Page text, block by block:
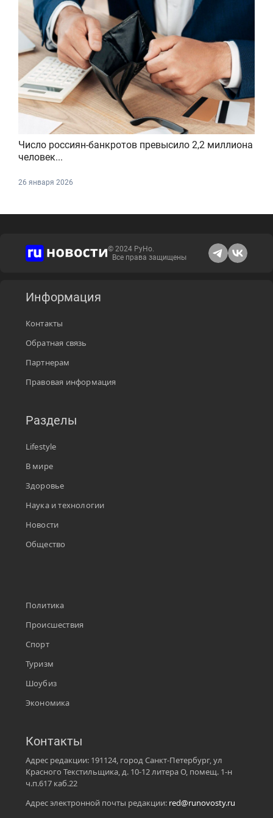
Число россиян-банкротов превысило 2,2 миллиона
человек...
26 января 2026
© 2024 РуНо.
Все права защищены
Информация
Контакты
Обратная связь
Партнерам
Правовая информация
Разделы
Lifestyle
В мире
Здоровье
Наука и технологии
Новости
Общество
Политика
Происшествия
Спорт
Туризм
Шоубиз
Экономика
Контакты
Адрес редакции: 191124, город Санкт-Петербург, ул
Красного Текстильщика, д. 10-12 литера О, помещ. 1-н
ч.п.617 каб.22
Адрес электронной почты редакции: red@runovosty.ru